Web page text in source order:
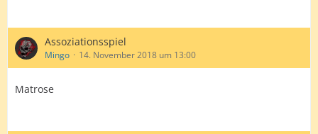
Assoziationsspiel
Mingo 14. November 2018 um 13:00
Matrose